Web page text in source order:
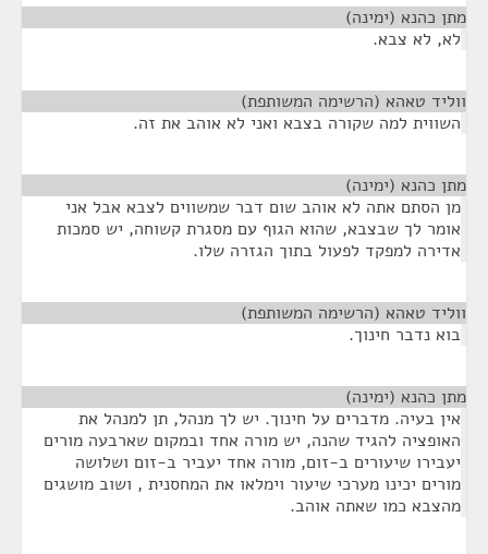
מתן כהנא (ימינה)
לא, לא צבא.
ווליד טאהא (הרשימה המשותפת)
השווית למה שקורה בצבא ואני לא אוהב את זה.
מתן כהנא (ימינה)
מן הסתם אתה לא אוהב שום דבר שמשווים לצבא אבל אני
אומר לך שבצבא, שהוא הגוף עם מסגרת קשוחה, יש סמכות
אדירה למפקד לפעול בתוך הגזרה שלו.
ווליד טאהא (הרשימה המשותפת)
בוא נדבר חינוך.
מתן כהנא (ימינה)
אין בעיה. מדברים על חינוך. יש לך מנהל, תן למנהל את
האופציה להגיד שהנה, יש מורה אחד ובמקום שארבעה מורים
יעבירו שיעורים ב-זום, מורה אחד יעביר ב-זום ושלושה
מורים יכינו מערכי שיעור וימלאו את המחסנית , ושוב מושגים
מהצבא כמו שאתה אוהב.